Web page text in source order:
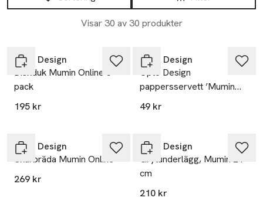
Visar 30 av 30 produkter
Opto Design
Diskduk Mumin Online 5-
pack
195 kr
Opto Design
Opto Design
pappersservett ’Mumin
kram’
49 kr
Opto Design
Skärbräda Mumin Online
269 kr
Opto Design
Grytunderlägg, Mumin 21
cm
210 kr